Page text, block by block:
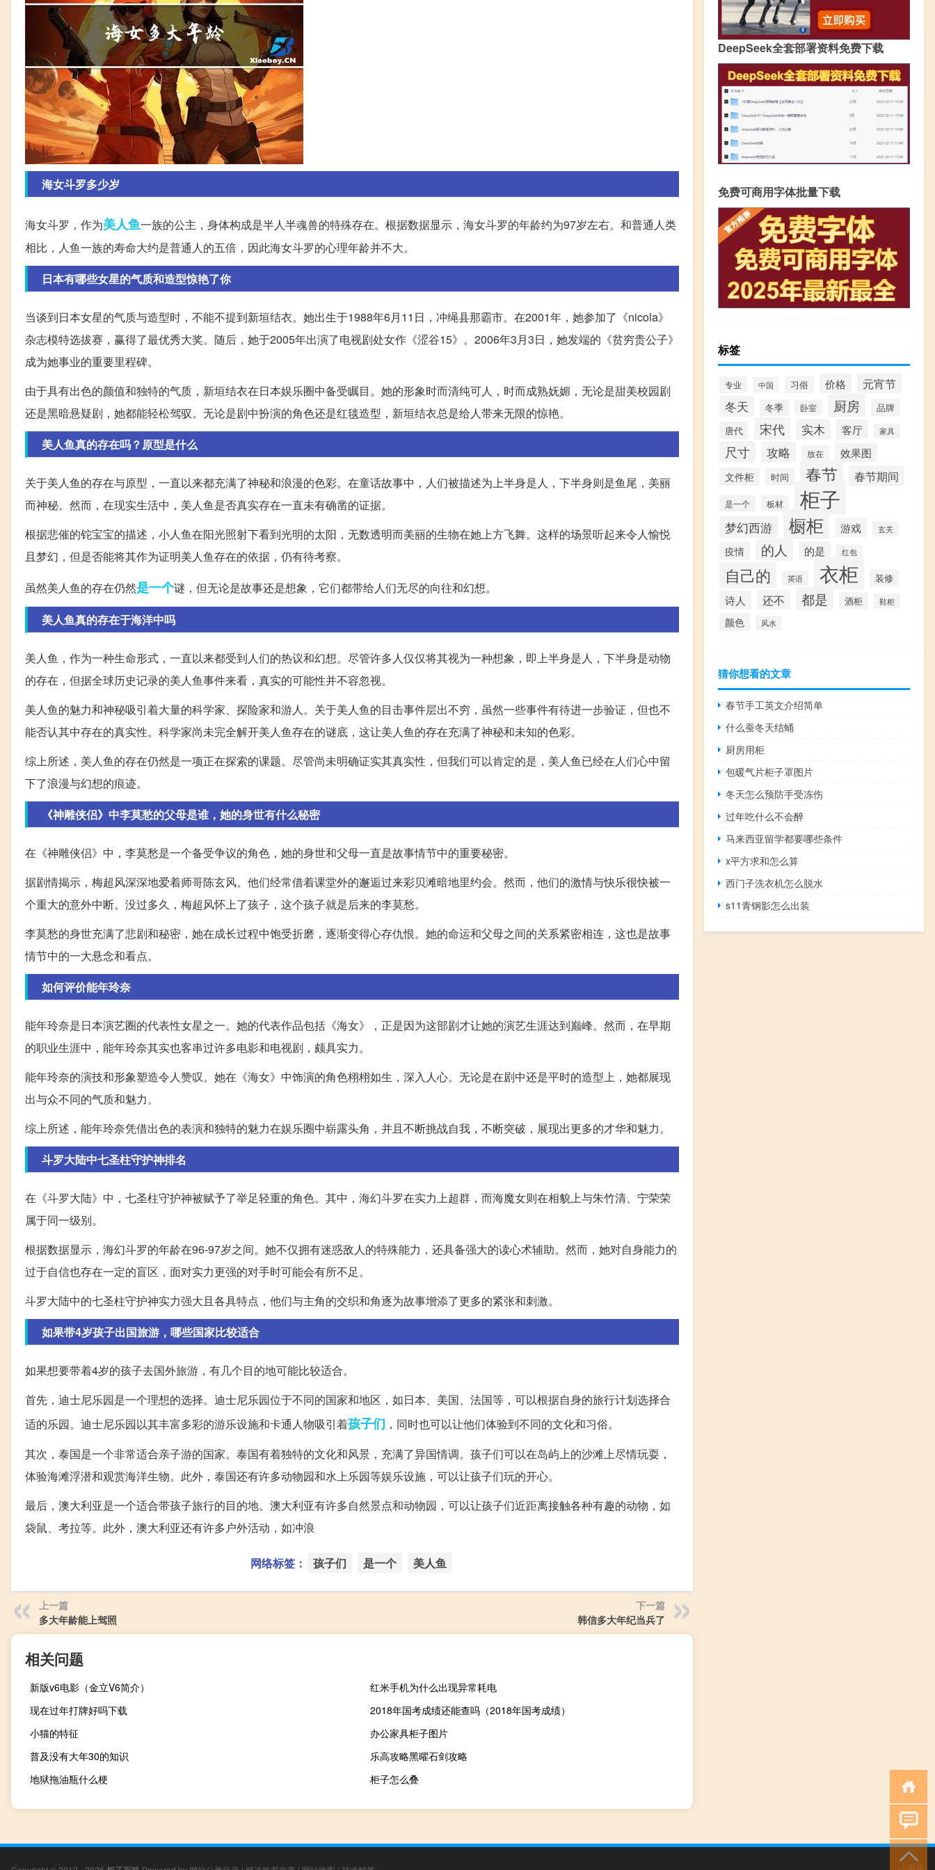
海女斗罗多少岁
海女斗罗，作为美人鱼一族的公主，身体构成是半人半魂兽的特殊存在。根据数据显示，海女斗罗的年龄约为97岁左右。和普通人类
相比，人鱼一族的寿命大约是普通人的五倍，因此海女斗罗的心理年龄并不大。
日本有哪些女星的气质和造型惊艳了你
当谈到日本女星的气质与造型时，不能不提到新垣结衣。她出生于1988年6月11日，冲绳县那霸市。在2001年，她参加了《nicola》
杂志模特选拔赛，赢得了最优秀大奖。随后，她于2005年出演了电视剧处女作《涩谷15》。2006年3月3日，她发端的《贫穷贵公子》
成为她事业的重要里程碑。
由于具有出色的颜值和独特的气质，新垣结衣在日本娱乐圈中备受瞩目。她的形象时而清纯可人，时而成熟妩媚，无论是甜美校园剧
还是黑暗悬疑剧，她都能轻松驾驭。无论是剧中扮演的角色还是红毯造型，新垣结衣总是给人带来无限的惊艳。
美人鱼真的存在吗？原型是什么
关于美人鱼的存在与原型，一直以来都充满了神秘和浪漫的色彩。在童话故事中，人们被描述为上半身是人，下半身则是鱼尾，美丽
而神秘。然而，在现实生活中，美人鱼是否真实存在一直未有确凿的证据。
根据悲催的铊宝宝的描述，小人鱼在阳光照射下看到光明的太阳，无数透明而美丽的生物在她上方飞舞。这样的场景听起来令人愉悦
且梦幻，但是否能将其作为证明美人鱼存在的依据，仍有待考察。
虽然美人鱼的存在仍然是一个谜，但无论是故事还是想象，它们都带给人们无尽的向往和幻想。
美人鱼真的存在于海洋中吗
美人鱼，作为一种生命形式，一直以来都受到人们的热议和幻想。尽管许多人仅仅将其视为一种想象，即上半身是人，下半身是动物
的存在，但据全球历史记录的美人鱼事件来看，真实的可能性并不容忽视。
美人鱼的魅力和神秘吸引着大量的科学家、探险家和游人。关于美人鱼的目击事件层出不穷，虽然一些事件有待进一步验证，但也不
能否认其中存在的真实性。科学家尚未完全解开美人鱼存在的谜底，这让美人鱼的存在充满了神秘和未知的色彩。
综上所述，美人鱼的存在仍然是一项正在探索的课题。尽管尚未明确证实其真实性，但我们可以肯定的是，美人鱼已经在人们心中留
下了浪漫与幻想的痕迹。
《神雕侠侣》中李莫愁的父母是谁，她的身世有什么秘密
在《神雕侠侣》中，李莫愁是一个备受争议的角色，她的身世和父母一直是故事情节中的重要秘密。
据剧情揭示，梅超风深深地爱着师哥陈玄风。他们经常借着课堂外的邂逅过来彩贝滩暗地里约会。然而，他们的激情与快乐很快被一
个重大的意外中断。没过多久，梅超风怀上了孩子，这个孩子就是后来的李莫愁。
李莫愁的身世充满了悲剧和秘密，她在成长过程中饱受折磨，逐渐变得心存仇恨。她的命运和父母之间的关系紧密相连，这也是故事
情节中的一大悬念和看点。
如何评价能年玲奈
能年玲奈是日本演艺圈的代表性女星之一。她的代表作品包括《海女》，正是因为这部剧才让她的演艺生涯达到巅峰。然而，在早期
的职业生涯中，能年玲奈其实也客串过许多电影和电视剧，颇具实力。
能年玲奈的演技和形象塑造令人赞叹。她在《海女》中饰演的角色栩栩如生，深入人心。无论是在剧中还是平时的造型上，她都展现
出与众不同的气质和魅力。
综上所述，能年玲奈凭借出色的表演和独特的魅力在娱乐圈中崭露头角，并且不断挑战自我，不断突破，展现出更多的才华和魅力。
斗罗大陆中七圣柱守护神排名
在《斗罗大陆》中，七圣柱守护神被赋予了举足轻重的角色。其中，海幻斗罗在实力上超群，而海魔女则在相貌上与朱竹清、宁荣荣
属于同一级别。
根据数据显示，海幻斗罗的年龄在96-97岁之间。她不仅拥有迷惑敌人的特殊能力，还具备强大的读心术辅助。然而，她对自身能力的
过于自信也存在一定的盲区，面对实力更强的对手时可能会有所不足。
斗罗大陆中的七圣柱守护神实力强大且各具特点，他们与主角的交织和角逐为故事增添了更多的紧张和刺激。
如果带4岁孩子出国旅游，哪些国家比较适合
如果想要带着4岁的孩子去国外旅游，有几个目的地可能比较适合。
首先，迪士尼乐园是一个理想的选择。迪士尼乐园位于不同的国家和地区，如日本、美国、法国等，可以根据自身的旅行计划选择合
适的乐园。迪士尼乐园以其丰富多彩的游乐设施和卡通人物吸引着孩子们 ，同时也可以让他们体验到不同的文化和习俗。
其次，泰国是一个非常适合亲子游的国家。泰国有着独特的文化和风景，充满了异国情调。孩子们可以在岛屿上的沙滩上尽情玩耍，
体验海滩浮潜和观赏海洋生物。此外，泰国还有许多动物园和水上乐园等娱乐设施，可以让孩子们玩的开心。
最后，澳大利亚是一个适合带孩子旅行的目的地。澳大利亚有许多自然景点和动物园，可以让孩子们近距离接触各种有趣的动物，如
袋鼠、考拉等。此外，澳大利亚还有许多户外活动，如冲浪
网络标签： 孩子们 是一个 美人鱼
上一篇
多大年龄能上驾照
下一篇
韩信多大年纪当兵了
相关问题
新版v6电影（金立V6简介）
红米手机为什么出现异常耗电
现在过年打牌好吗下载
2018年国考成绩还能查吗（2018年国考成绩）
小猫的特征
办公家具柜子图片
普及没有大年30的知识
乐高攻略黑曜石剑攻略
地狱拖油瓶什么梗
柜子怎么叠
DeepSeek全套部署资料免费下载
免费可商用字体批量下载
标签
专业 中国 习俗 价格 元宵节
冬天 冬季 卧室 厨房
品牌
唐代
宋代 实木 客厅 家具
尺寸 攻略 放在 效果图
文件柜 时间 春节 春节期间
是一个 板材 柜子
梦幻西游 橱柜 游戏 玄关
疫情 的人 的是 红包
自己的 英语 衣柜 装修
诗人 还不 都是 酒柜 鞋柜
颜色 风水
猜你想看的文章
春节手工英文介绍简单
什么蚕冬天结蛹
厨房用柜
包暖气片柜子罩图片
冬天怎么预防手受冻伤
过年吃什么不会醉
马来西亚留学都要哪些条件
x平方求和怎么算
西门子洗衣机怎么脱水
s11青钢影怎么出装